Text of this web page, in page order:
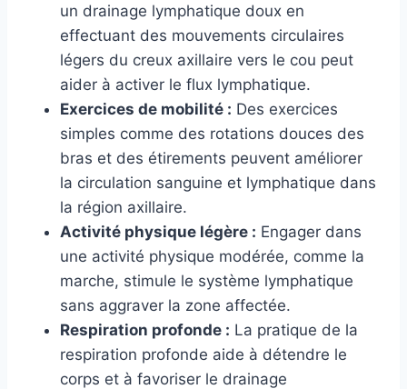
un drainage lymphatique doux en
effectuant des mouvements circulaires
légers du creux axillaire vers le cou peut
aider à activer le flux lymphatique.
Exercices de mobilité : Des exercices
simples comme des rotations douces des
bras et des étirements peuvent améliorer
la circulation sanguine et lymphatique dans
la région axillaire.
Activité physique légère : Engager dans
une activité physique modérée, comme la
marche, stimule le système lymphatique
sans aggraver la zone affectée.
Respiration profonde : La pratique de la
respiration profonde aide à détendre le
corps et à favoriser le drainage